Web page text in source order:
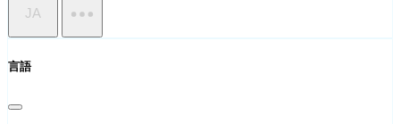
JA
言語